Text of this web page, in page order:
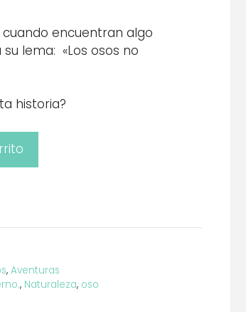
encuentran algo
lema: «Los osos no
historia?
, Aventuras
, Naturaleza, oso